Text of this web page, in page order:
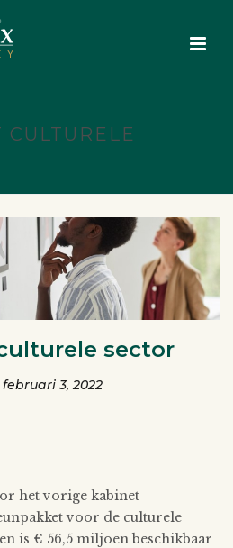
sector
februari 3, 2022
het vorige kabinet
voor de culturele
is € 56,5 miljoen beschikbaar